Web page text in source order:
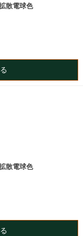
散電球色
散電球色